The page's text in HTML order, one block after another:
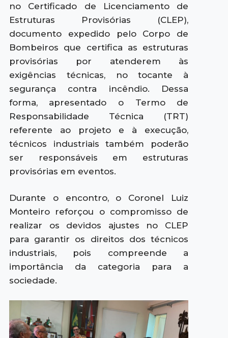
no Certificado de Licenciamento de
Estruturas Provisórias (CLEP),
documento expedido pelo Corpo de
Bombeiros que certifica as estruturas
provisórias por atenderem às
exigências técnicas, no tocante à
segurança contra incêndio. Dessa
forma, apresentado o Termo de
Responsabilidade Técnica (TRT)
referente ao projeto e à execução,
técnicos industriais também poderão
ser responsáveis em estruturas
provisórias em eventos.
Durante o encontro, o Coronel Luiz
Monteiro reforçou o compromisso de
realizar os devidos ajustes no CLEP
para garantir os direitos dos técnicos
industriais, pois compreende a
importância da categoria para a
sociedade.